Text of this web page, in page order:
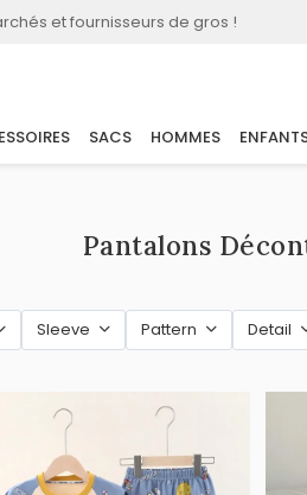
et fournisseurs de gros !
SACS HOMMES
Pantalons
Sleeve Pattern Detail